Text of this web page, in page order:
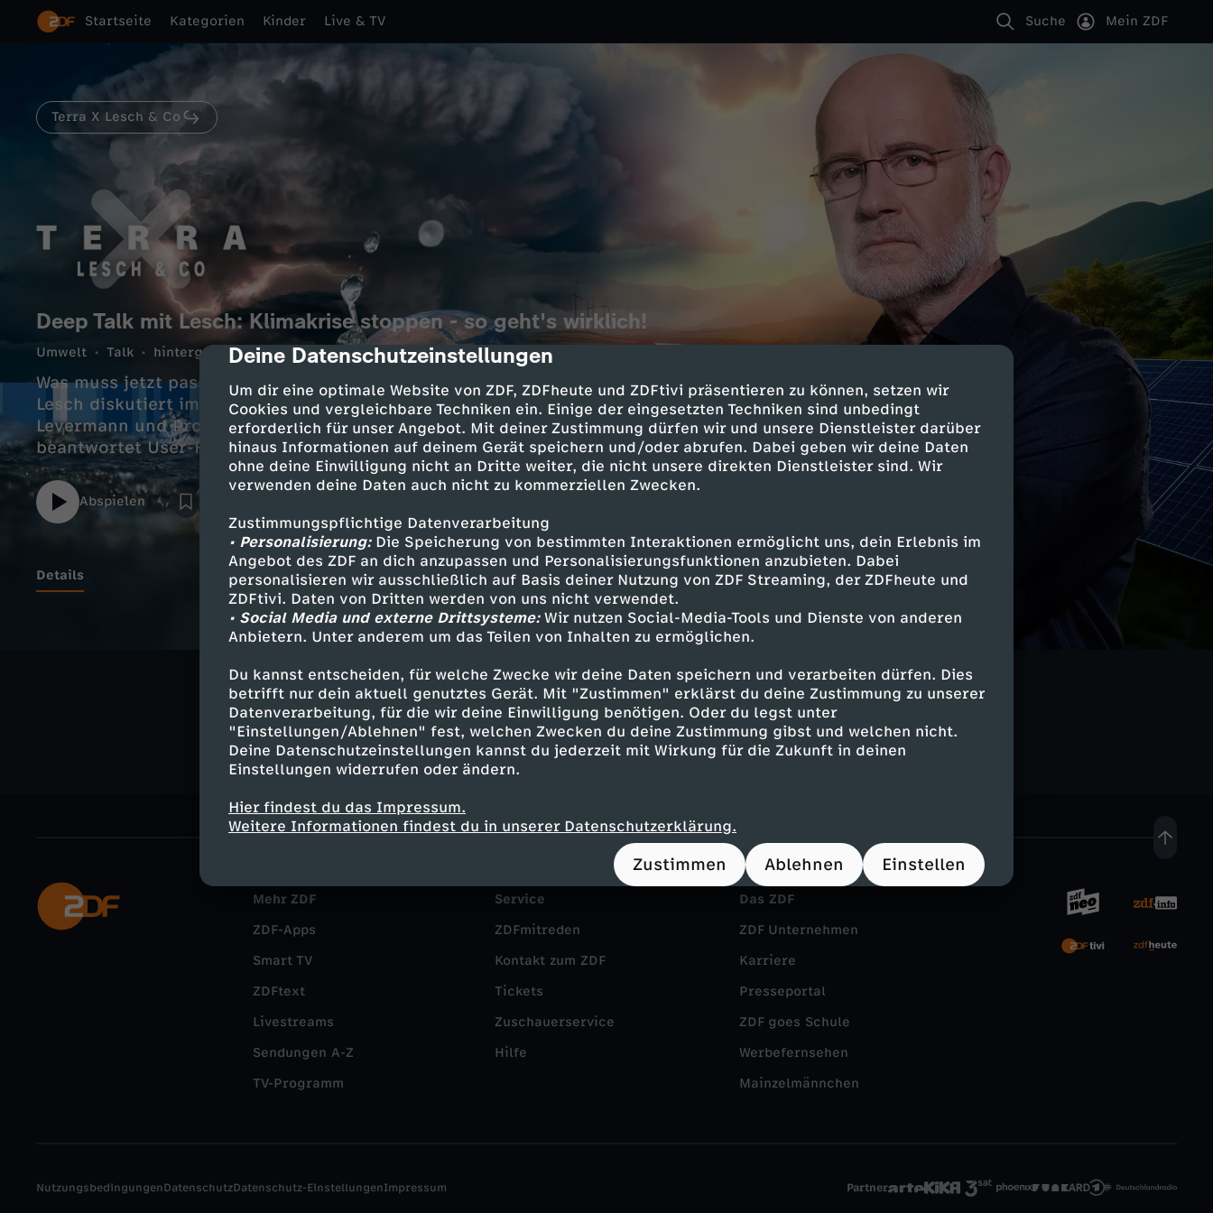
cmp-dialog-description
Deine Datenschutzeinstellungen
Um dir eine optimale Website von ZDF, ZDFheute und ZDFtivi präsentieren zu können, setzen wir
Cookies und vergleichbare Techniken ein. Einige der eingesetzten Techniken sind unbedingt
erforderlich für unser Angebot. Mit deiner Zustimmung dürfen wir und unsere Dienstleister darüber
hinaus Informationen auf deinem Gerät speichern und/oder abrufen. Dabei geben wir deine Daten
ohne deine Einwilligung nicht an Dritte weiter, die nicht unsere direkten Dienstleister sind. Wir
verwenden deine Daten auch nicht zu kommerziellen Zwecken.
Zustimmungspflichtige Datenverarbeitung
• Personalisierung:Die Speicherung von bestimmten Interaktionen ermöglicht uns, dein Erlebnis im
Angebot des ZDF an dich anzupassen und Personalisierungsfunktionen anzubieten. Dabei
personalisieren wir ausschließlich auf Basis deiner Nutzung von ZDF Streaming, der ZDFheute und
ZDFtivi. Daten von Dritten werden von uns nicht verwendet.
• Social Media und externe Drittsysteme:Wir nutzen Social-Media-Tools und Dienste von anderen
Anbietern. Unter anderem um das Teilen von Inhalten zu ermöglichen.
Du kannst entscheiden, für welche Zwecke wir deine Daten speichern und verarbeiten dürfen. Dies
betrifft nur dein aktuell genutztes Gerät. Mit "Zustimmen" erklärst du deine Zustimmung zu unserer
Datenverarbeitung, für die wir deine Einwilligung benötigen. Oder du legst unter
"Einstellungen/Ablehnen" fest, welchen Zwecken du deine Zustimmung gibst und welchen nicht.
Deine Datenschutzeinstellungen kannst du jederzeit mit Wirkung für die Zukunft in deinen
Einstellungen widerrufen oder ändern.
Hier findest du das Impressum.
Weitere Informationen findest du in unserer Datenschutzerklärung.
Zustimmen Ablehnen Einstellen
Startseite Kategorien Kinder Live & TV Suche Mein ZDF
Terra X Lesch & Co
Deep Talk mit Lesch: Klimakrise stoppen - so geht's wirklich!
Umwelt Talk hintergründig 78 Min. 06.08.2025 ZDF
Was muss jetzt passieren, um das Klima wirksam zu schützen? Prof. Harald
Lesch diskutiert im Lesch & Co YouTube-Live mit den Experten Prof. Anders
Levermann und Prof. Christian Holler konkrete Maßnahmen und
beantwortet User-Fragen.
Abspielen
Details
Ähnliche Inhalte entdecken
Umwelt Talk hintergründig Terra X Lesch & Co
Mehr ZDF
ZDF-Apps
Smart TV
ZDFtext
Livestreams
Sendungen A-Z
TV-Programm
Service
ZDFmitreden
Kontakt zum ZDF
Tickets
Zuschauerservice
Hilfe
Das ZDF
ZDF Unternehmen
Karriere
Presseportal
ZDF goes Schule
Werbefernsehen
Mainzelmännchen
Partner
NutzungsbedingungenDatenschutzDatenschutz-EinstellungenImpressum